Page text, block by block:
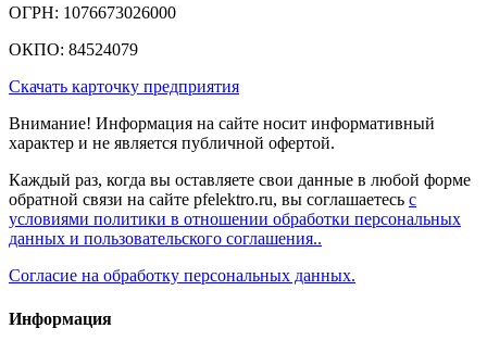
ОГРН: 1076673026000
ОКПО: 84524079
Скачать карточку предприятия
Внимание! Информация на сайте носит информативный
характер и не является публичной офертой.
Каждый раз, когда вы оставляете свои данные в любой форме
обратной связи на сайте pfelektro.ru, вы соглашаетесь с
условиями политики в отношении обработки персональных
данных и пользовательского соглашения..
Согласие на обработку персональных данных.
Информация